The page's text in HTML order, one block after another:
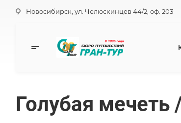
Новосибирск, ул. Челюскинцев 44/2, оф. 203
Голубая мечеть